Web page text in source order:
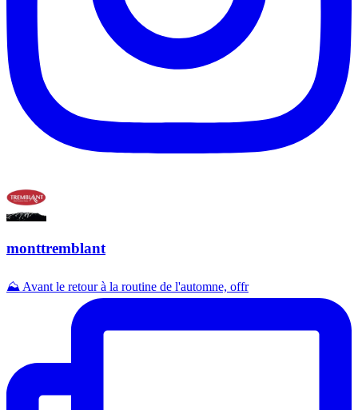
monttremblant
⛰️ Avant le retour à la routine de l'automne, offr